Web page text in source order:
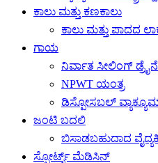
ಕಾಲು ಮತ್ತು ಕಣಕಾಲು
ಕಾಲು ಮತ್ತು ಪಾದದ
ಗಾಯ
ನಿರ್ವಾತ ಸೀಲಿಂಗ್
NPWT ಯಂತ್ರ
ಡಿಸ್ಪೋಸಬಲ್
ಜಂಟಿ ಬದಲಿ
ಬಿಸಾಡಬಹುದಾದ
ಸ್ಪೋರ್ಟ್ಸ್ ಮೆಡಿಸಿನ್